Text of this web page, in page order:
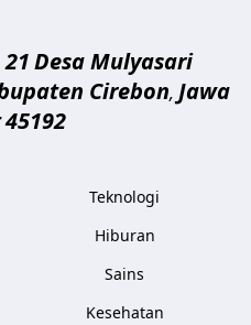
Desa Mulyasari
Cirebon, Jawa
45192
Teknologi
Hiburan
Sains
Kesehatan